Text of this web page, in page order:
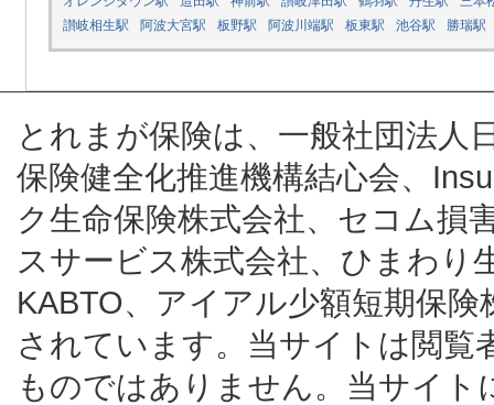
讃岐相生駅
阿波大宮駅 板野駅 阿波川端駅 板東駅 池谷駅 勝瑞駅
とれまが保険は、一般社団法人
保険健全化推進機構結心会、
ク生命保険株式会社、セコム損
スサービス株式会社、ひまわり
KABTO、アイアル少額短期保
されています。当サイトは閲覧
ものではありません。当サイ